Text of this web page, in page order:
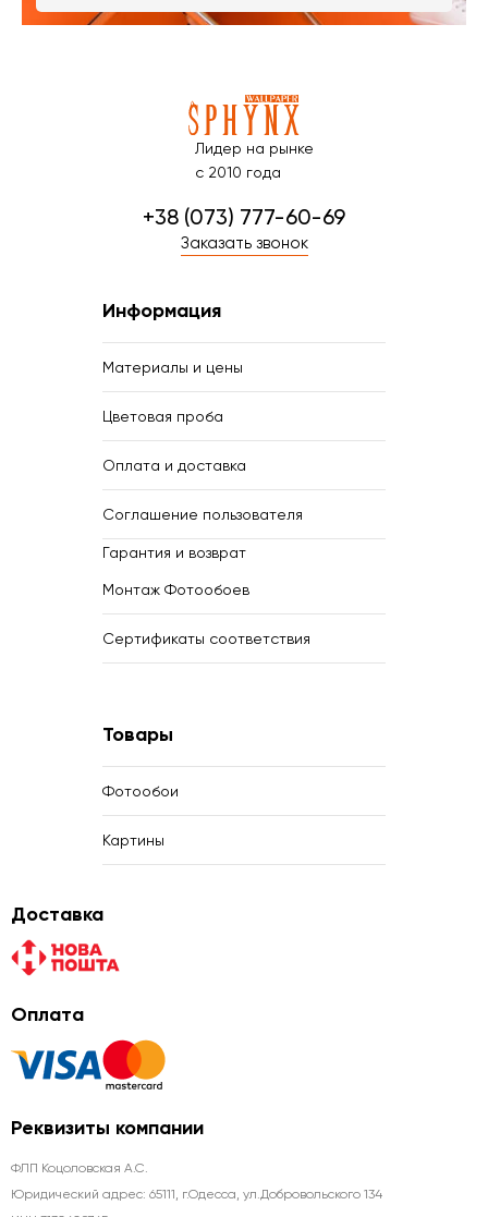
Лидер на рынке
с 2010 года
+38 (073) 777-60-69
Заказать звонок
Информация
Материалы и цены
Цветовая проба
Оплата и доставка
Соглашение пользователя
Гарантия и возврат
Монтаж Фотообоев
Сертификаты соответствия
Товары
Фотообои
Картины
Доставка
Оплата
Реквизиты компании
ФЛП Коцоловская А.С.
Юридический адрес: 65111, г.Одесса, ул.Добровольского 134